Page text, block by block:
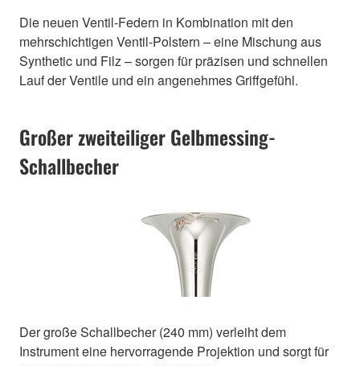
Die neuen Ventil-Federn in Kombination mit den
mehrschichtigen Ventil-Polstern – eine Mischung aus
Synthetic und Filz – sorgen für präzisen und schnellen
Lauf der Ventile und ein angenehmes Griffgefühl.
Großer zweiteiliger Gelbmessing-
Schallbecher
Der große Schallbecher (240 mm) verleiht dem
Instrument eine hervorragende Projektion und sorgt für